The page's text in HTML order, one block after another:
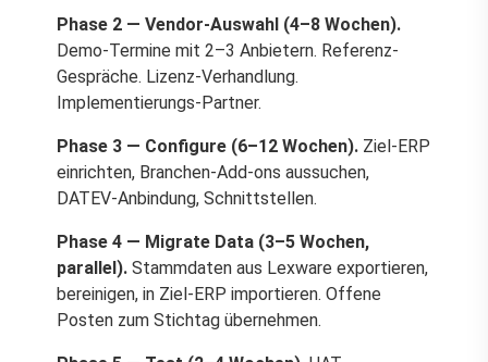
Phase 2 — Vendor-Auswahl (4–8 Wochen).
Demo-Termine mit 2–3 Anbietern. Referenz-
Gespräche. Lizenz-Verhandlung.
Implementierungs-Partner.
Phase 3 — Configure (6–12 Wochen). Ziel-ERP
einrichten, Branchen-Add-ons aussuchen,
DATEV-Anbindung, Schnittstellen.
Phase 4 — Migrate Data (3–5 Wochen,
parallel). Stammdaten aus Lexware exportieren,
bereinigen, in Ziel-ERP importieren. Offene
Posten zum Stichtag übernehmen.